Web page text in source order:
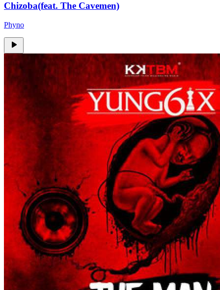
Chizoba(feat. The Cavemen)
Phyno